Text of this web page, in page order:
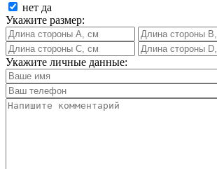
нет да
Укажите размер:
Укажите личные данные: